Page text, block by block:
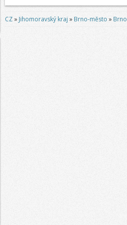
CZ»Jihomoravský kraj » Brno-město » Brno